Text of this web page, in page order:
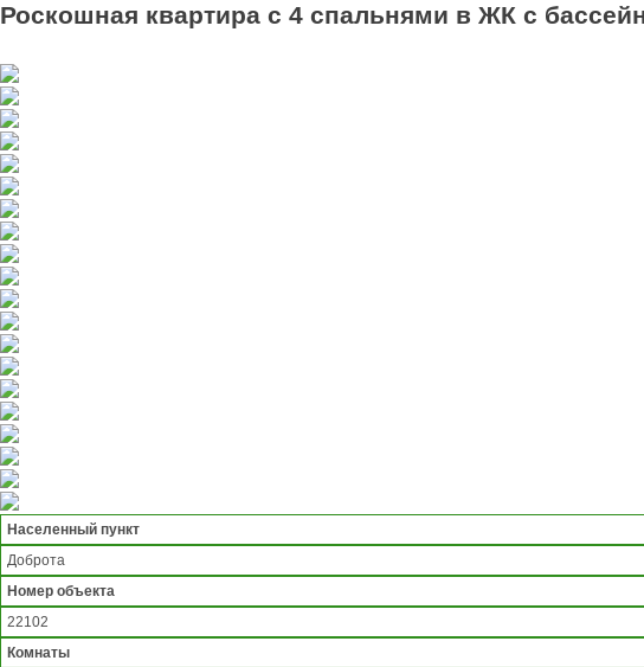
Роскошная квартира с 4 спальнями в ЖК с
Населенный пункт
Доброта
Номер объекта
22102
Комнаты